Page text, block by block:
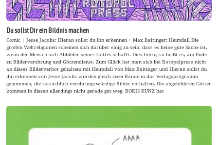
Du sollst Dir ein Bildnis machen
Comic | Jesse Jacobs: Hieran sollst du ihn erkennen + Max Baitinger: Heimdall Die
großen Weltreligionen scheinen sich darüber einig zu sein, dass es keine gute Sache ist,
wenn der Mensch sich Abbilder seines Gottes schafft. Dies führe, so heißt es, am Ende
zu Bilderverehrung und Götzendienst. Zum Glück hat man sich bei Rotopolpress nicht
an dieses Bilderverbot gehalten: mit Heimdall von Max Baitinger und Hieran sollst du
ihn erkennen von Jesse Jacobs wurden gleich zwei Bände in das Verlagsprogramm
genommen, die tatsächlich verehrungswürdige Bilder enthalten. Die abgebildeten Götter
kommen in diesen allerdings nicht gerade gut weg. BORIS KUNZ hat